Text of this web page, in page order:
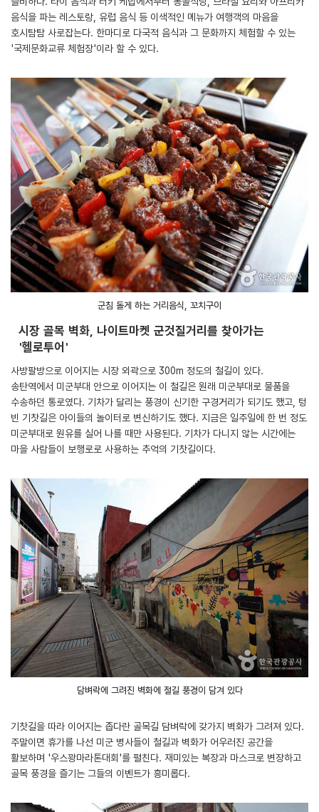
음식을 파는 레스토랑, 유럽 음식 등 이색적인 메뉴가 여행객의 마음을
호시탐탐 사로잡는다. 한마디로 다국적 음식과 그 문화까지 체험할 수 있는
'국제문화교류 체험장'이라 할 수 있다.
군침 돌게 하는 거리음식, 꼬치구이
시장 골목 벽화, 나이트마켓 군것질거리를 찾아가는
'헬로투어'
사방팔방으로 이어지는 시장 외곽으로 300m 정도의 철길이 있다.
송탄역에서 미군부대 안으로 이어지는 이 철길은 원래 미군부대로 물품을
수송하던 통로였다. 기차가 달리는 풍경이 신기한 구경거리가 되기도 했고, 텅
빈 기찻길은 아이들의 놀이터로 변신하기도 했다. 지금은 일주일에 한 번 정도
미군부대로 원유를 실어 나를 때만 사용된다. 기차가 다니지 않는 시간에는
마을 사람들이 보행로로 사용하는 추억의 기찻길이다.
담벼락에 그려진 벽화에 철길 풍경이 담겨 있다
기찻길을 따라 이어지는 좁다란 골목길 담벼락에 갖가지 벽화가 그려져 있다.
주말이면 휴가를 나선 미군 병사들이 철길과 벽화가 어우러진 공간을
활보하며 '우스꽝마라톤대회'를 펼친다. 재미있는 복장과 마스크로 변장하고
골목 풍경을 즐기는 그들의 이벤트가 흥미롭다.